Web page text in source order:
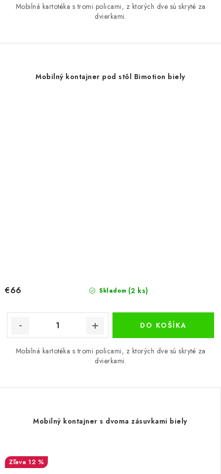
Mobilná kartotéka s tromi policami, z ktorých dve sú skryté za
dvierkami.
Mobilný kontajner pod stôl Bimotion biely
Skladom (2 ks)
€66
DO KOŠÍKA
Mobilná kartotéka s tromi policami, z ktorých dve sú skryté za
dvierkami.
Mobilný kontajner s dvoma zásuvkami biely
12 %